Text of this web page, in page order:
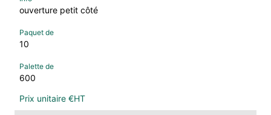
ouverture petit côté
10
600